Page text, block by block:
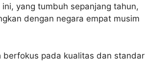
yang tumbuh sepanjang tahun,
dengan negara empat musim
berfokus pada kualitas dan standar